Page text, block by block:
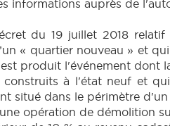
informations auprès de
du 19 juillet 2018
« quartier nouveau » et
produit l'événement dont
construits à l'état neuf et
situé dans le périmètre
opération de démolition